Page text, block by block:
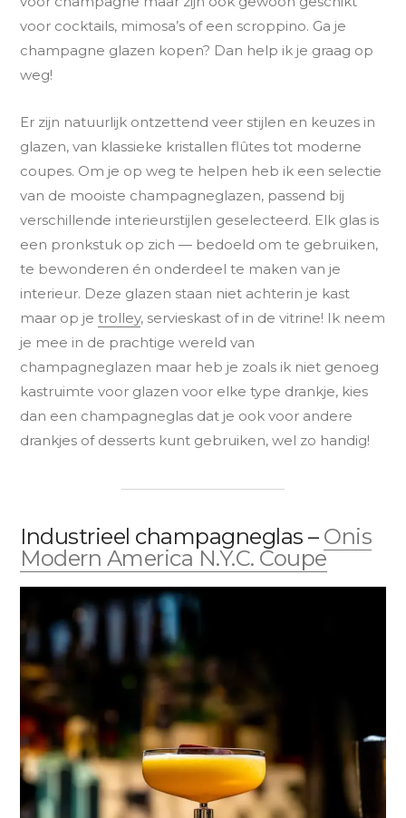
voor cocktails, mimosa’s of een scroppino. Ga je
champagne glazen kopen? Dan help ik je graag op
weg!
Er zijn natuurlijk ontzettend veer stijlen en keuzes in
glazen, van klassieke kristallen flûtes tot moderne
coupes. Om je op weg te helpen heb ik een selectie
van de mooiste champagneglazen, passend bij
verschillende interieurstijlen geselecteerd. Elk glas is
een pronkstuk op zich — bedoeld om te gebruiken,
te bewonderen én onderdeel te maken van je
interieur. Deze glazen staan niet achterin je kast
maar op jetrolley, servieskast of in de vitrine! Ik neem
je mee in de prachtige wereld van
champagneglazen maar heb je zoals ik niet genoeg
kastruimte voor glazen voor elke type drankje, kies
dan een champagneglas dat je ook voor andere
drankjes of desserts kunt gebruiken, wel zo handig!
Industrieel champagneglas – Onis
Modern America N.Y.C. Coupe